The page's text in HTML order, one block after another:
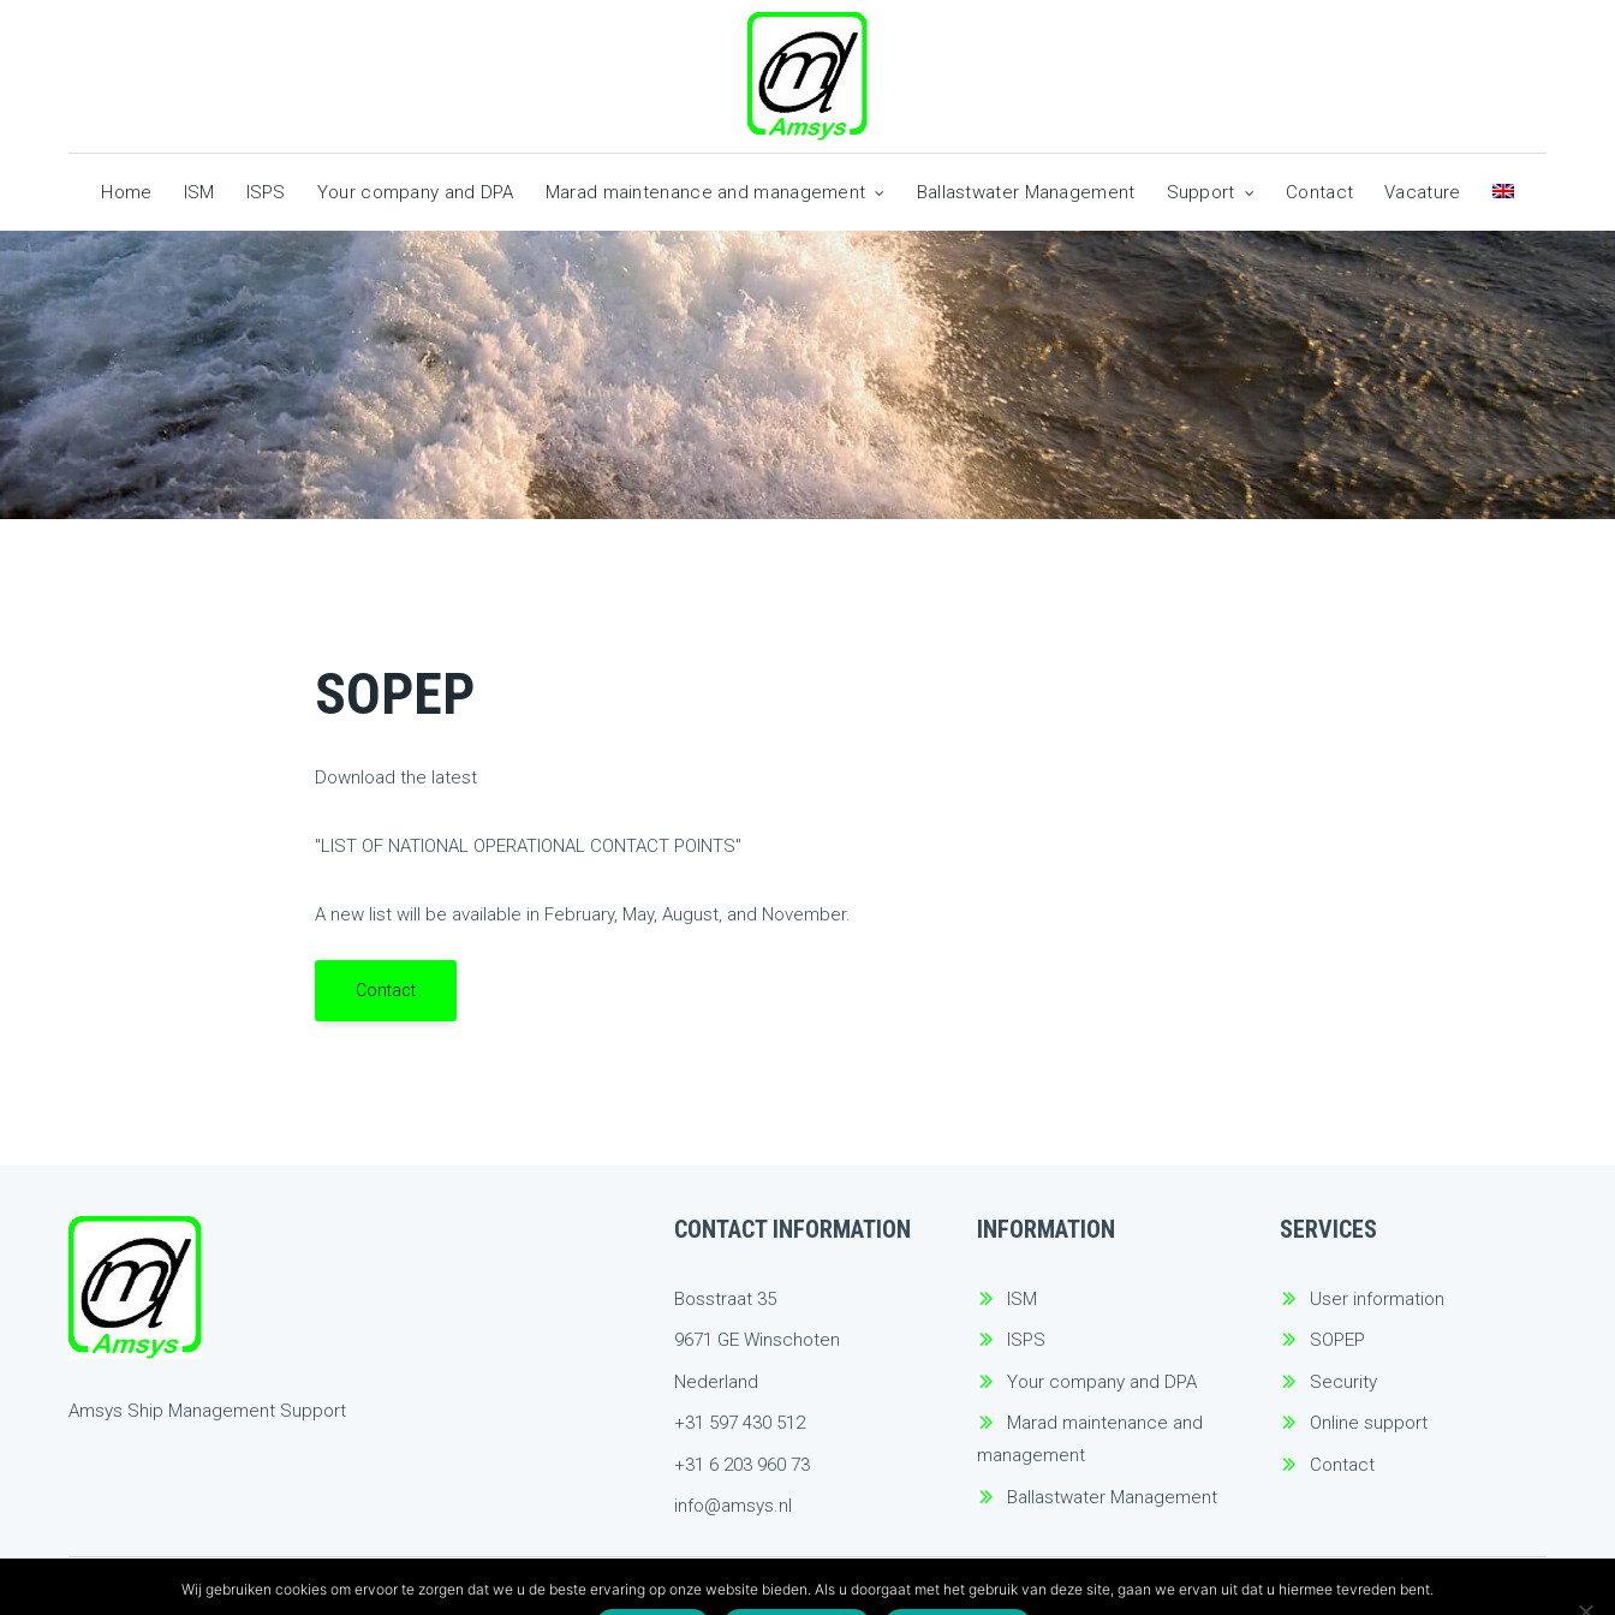
Home ISM ISPS Your company and DPA Marad maintenance and management Ballastwater Management Support Contact Vacature
SOPEP
Download the latest
"LIST OF NATIONAL OPERATIONAL CONTACT POINTS"
A new list will be available in February, May, August, and November.
Contact
Amsys Ship Management Support
CONTACT INFORMATION
Bosstraat 35
9671 GE Winschoten
Nederland
+31 597 430 512
+31 6 203 960 73
info@amsys.nl
INFORMATION
ISM
ISPS
Your company and DPA
Marad maintenance and
management
Ballastwater Management
SERVICES
User information
SOPEP
Security
Online support
Contact
Wij gebruiken cookies om ervoor te zorgen dat we u de beste ervaring op onze website bieden. Als u doorgaat met het gebruik van deze site, gaan we ervan uit dat u hiermee tevreden bent.